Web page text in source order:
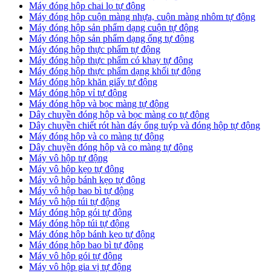
Máy đóng hộp chai lọ tự động
Máy đóng hộp cuộn màng nhựa, cuộn màng nhôm tự động
Máy đóng hộp sản phẩm dạng cuộn tự động
Máy đóng hộp sản phẩm dạng ống tự động
Máy đóng hộp thực phẩm tự động
Máy đóng hộp thực phẩm có khay tự động
Máy đóng hộp thực phẩm dạng khối tự động
Máy đóng hộp khăn giấy tự động
Máy đóng hộp vỉ tự động
Máy đóng hộp và bọc màng tự động
Dây chuyền đóng hộp và bọc màng co tự động
Dây chuyền chiết rót hàn đáy ống tuýp và đóng hộp tự động
Máy đóng hộp và co màng tự động
Dây chuyền đóng hộp và co màng tự động
Máy vô hộp tự động
Máy vô hộp kẹo tự động
Máy vô hộp bánh kẹo tự động
Máy vô hộp bao bì tự động
Máy vô hộp túi tự động
Máy đóng hộp gói tự động
Máy đóng hộp túi tự động
Máy đóng hộp bánh kẹo tự động
Máy đóng hộp bao bì tự động
Máy vô hộp gói tự động
Máy vô hộp gia vị tự động